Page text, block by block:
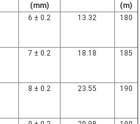
(mm)
(m)
6 ± 0.2 13.32 180
7 ± 0.2 18.18 185
8 ± 0.2 23.55 190